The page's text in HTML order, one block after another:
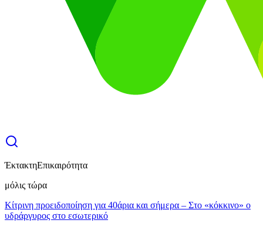
ΈκτακτηΕπικαιρότητα
μόλις τώρα
Κίτρινη προειδοποίηση για 40άρια και σήμερα – Στο «κόκκινο» ο
υδράργυρος στο εσωτερικό